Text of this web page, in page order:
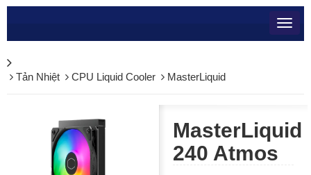
Tản Nhiệt CPU Liquid Cooler MasterLiquid
MasterLiquid
240 Atmos